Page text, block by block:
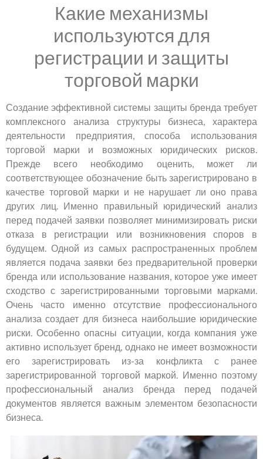
Какие механизмы
используются для
регистрации и защиты
торговой марки
Создание эффективной системы защиты бренда требует
комплексного анализа структуры бизнеса, характера
деятельности предприятия, способа использования
торговой марки и возможных юридических рисков.
Прежде всего необходимо оценить, может ли
соответствующее обозначение быть зарегистрировано в
качестве торговой марки и не нарушает ли оно права
других лиц. Именно правильный юридический анализ
перед подачей заявки позволяет минимизировать риски
отказа в регистрации или возникновения споров в
будущем. Одной из самых распространенных проблем
является подача заявки без предварительной проверки
бренда или использование названия, которое уже имеет
сходство с зарегистрированными торговыми марками.
Очень часто именно отсутствие профессионального
анализа создает для бизнеса наибольшие юридические
риски. Особенно опасны ситуации, когда компания уже
активно использует бренд, однако не имеет возможности
его зарегистрировать из-за конфликта с ранее
зарегистрированной торговой маркой. Именно поэтому
профессиональный анализ бренда перед подачей
документов является важным элементом безопасности
бизнеса.